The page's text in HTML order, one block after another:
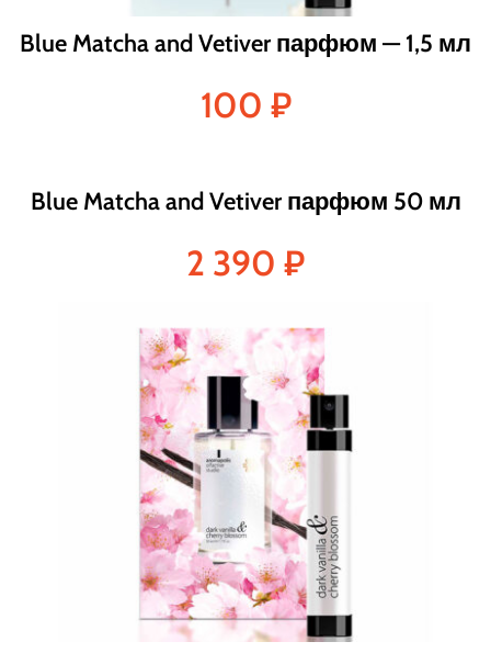
Blue Matcha and Vetiver парфюм — 1,5 мл
100 ₽
Blue Matcha and Vetiver парфюм 50 мл
2 390 ₽